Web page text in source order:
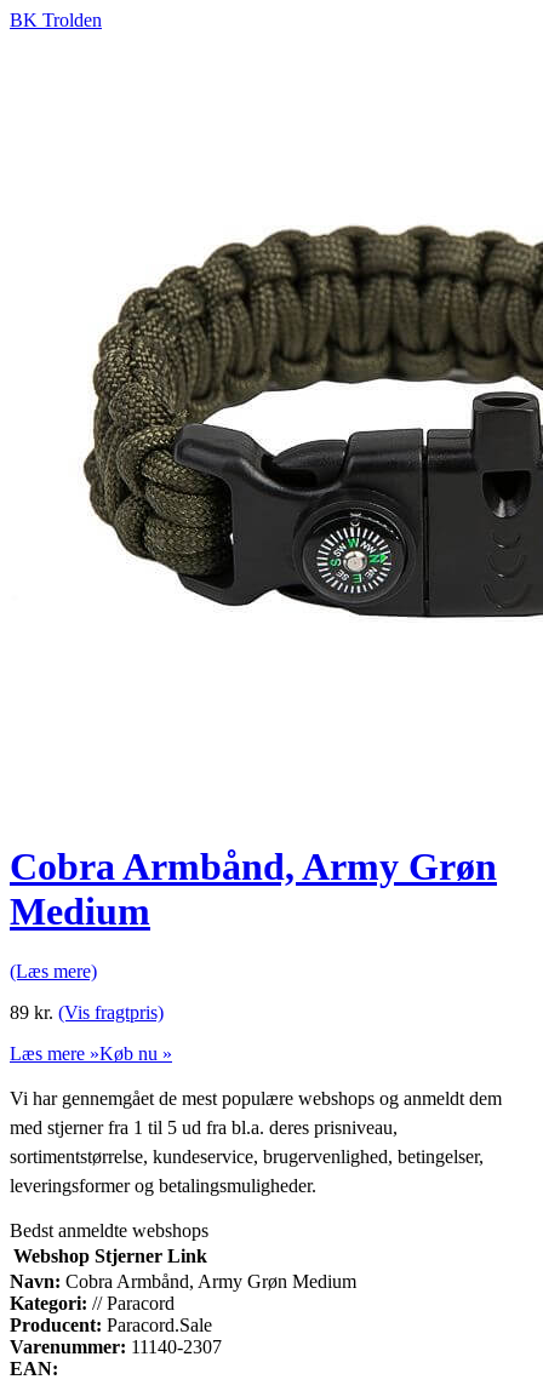
BK Trolden
Cobra Armbånd, Army Grøn
Medium
(Læs mere)
89 kr. (Vis fragtpris)
Læs mere »Køb nu »
Vi har gennemgået de mest populære webshops og anmeldt dem
med stjerner fra 1 til 5 ud fra bl.a. deres prisniveau,
sortimentstørrelse, kundeservice, brugervenlighed, betingelser,
leveringsformer og betalingsmuligheder.
Bedst anmeldte webshops
Webshop Stjerner Link
Navn: Cobra Armbånd, Army Grøn Medium
Kategori: // Paracord
Producent: Paracord.Sale
Varenummer: 11140-2307
EAN: